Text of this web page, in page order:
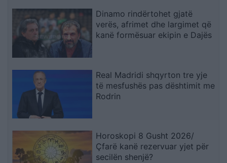
Dinamo rindërtohet gjatë
verës, afrimet dhe largimet që
kanë formësuar ekipin e Dajës
Real Madridi shqyrton tre yje
të mesfushës pas dështimit me
Rodrin
Horoskopi 8 Gusht 2026/
Çfarë kanë rezervuar yjet për
secilën shenjë?